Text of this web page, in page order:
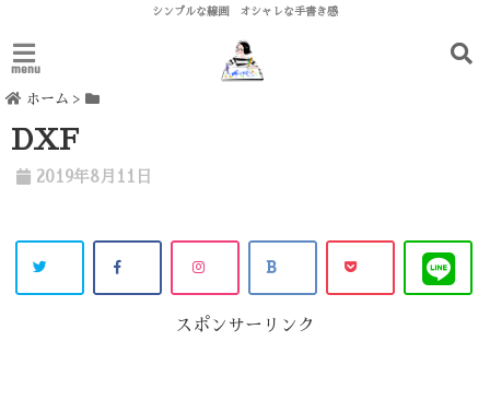
シンプルな線画 オシャレな手書き感
menu
ホーム >
DXF
2019年8月11日
スポンサーリンク